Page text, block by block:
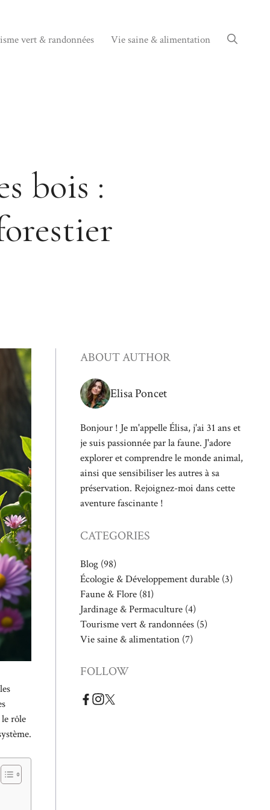
vert & randonnées Vie saine & alimentation
bois :
rôle
ABOUT AUTHOR
Elisa Poncet
Bonjour ! Je m'appelle Élisa, j'ai 31 ans et
je suis passionnée par la faune. J'adore
explorer et comprendre le monde animal,
ainsi que sensibiliser les autres à sa
préservation. Rejoignez-moi dans cette
aventure fascinante !
CATEGORIES
Blog (98)
Écologie & Développement durable (3)
Faune & Flore (81)
Jardinage & Permaculture (4)
Tourisme vert & randonnées (5)
Vie saine & alimentation (7)
FOLLOW